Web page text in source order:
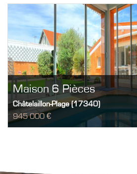
Maison 6 Pièces
Châtelaillon-Plage (17340)
945 000 €